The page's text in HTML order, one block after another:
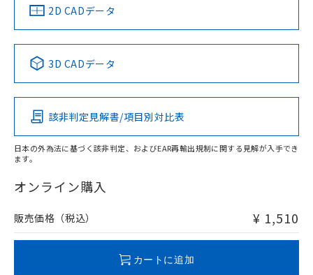
中国 RoHS 注意事項・凡例
Pb Hg Cd Cr(VI)
O
在庫等で未対応品が混在する可能性があります。
問い合わせください。
2D CADデータ
3D CADデータ
該非判定見解書/項目別対比表
日本の外為法に基づく該非判定、およびEAR再輸出規制に関する見解が入手でき
ます。
オンライン購入
販売価格（税込） ¥ 1,510
カートに追加